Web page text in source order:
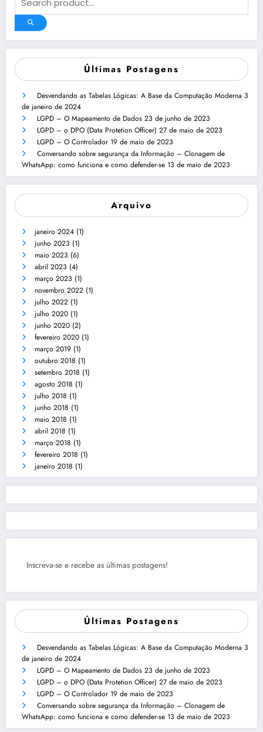
Últimas Postagens
Desvendando as Tabelas Lógicas: A Base da Computação Moderna 3
de janeiro de 2024
LGPD – O Mapeamento de Dados 23 de junho de 2023
LGPD – o DPO (Data Protetion Officer) 27 de maio de 2023
LGPD – O Controlador 19 de maio de 2023
Conversando sobre segurança da Informação – Clonagem de
WhatsApp: como funciona e como defender-se 13 de maio de 2023
Arquivo
janeiro 2024 (1)
junho 2023 (1)
maio 2023 (6)
abril 2023 (4)
março 2023 (1)
novembro 2022 (1)
julho 2022 (1)
julho 2020 (1)
junho 2020 (2)
fevereiro 2020 (1)
março 2019 (1)
outubro 2018 (1)
setembro 2018 (1)
agosto 2018 (1)
julho 2018 (1)
junho 2018 (1)
maio 2018 (1)
abril 2018 (1)
março 2018 (1)
fevereiro 2018 (1)
janeiro 2018 (1)
Inscreva-se e recebe as últimas postagens!
Últimas Postagens
Desvendando as Tabelas Lógicas: A Base da Computação Moderna 3
de janeiro de 2024
LGPD – O Mapeamento de Dados 23 de junho de 2023
LGPD – o DPO (Data Protetion Officer) 27 de maio de 2023
LGPD – O Controlador 19 de maio de 2023
Conversando sobre segurança da Informação – Clonagem de
WhatsApp: como funciona e como defender-se 13 de maio de 2023